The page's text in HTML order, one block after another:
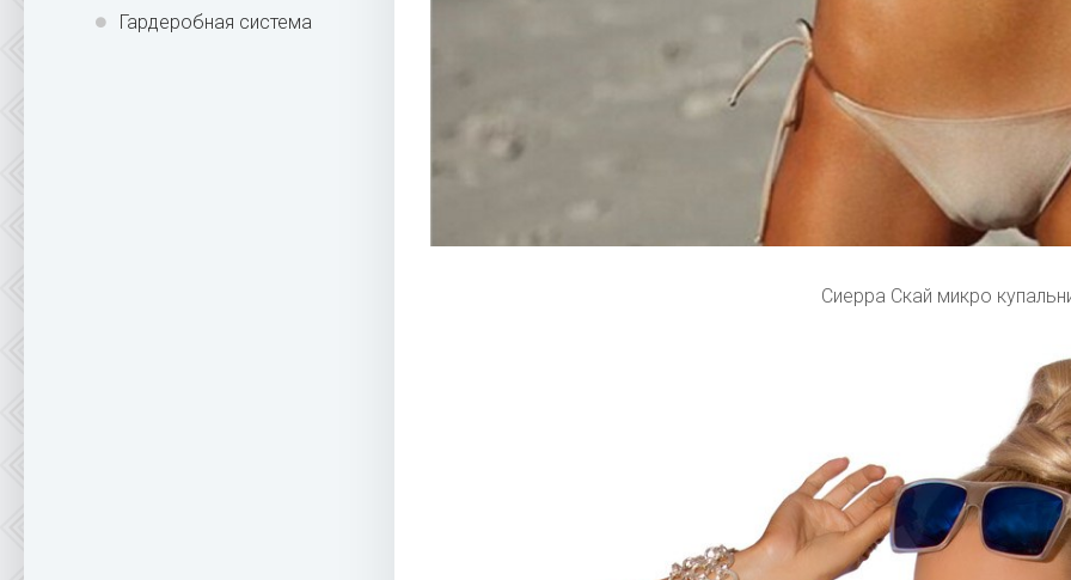
Гардеробная система
Сиерра Скай микро